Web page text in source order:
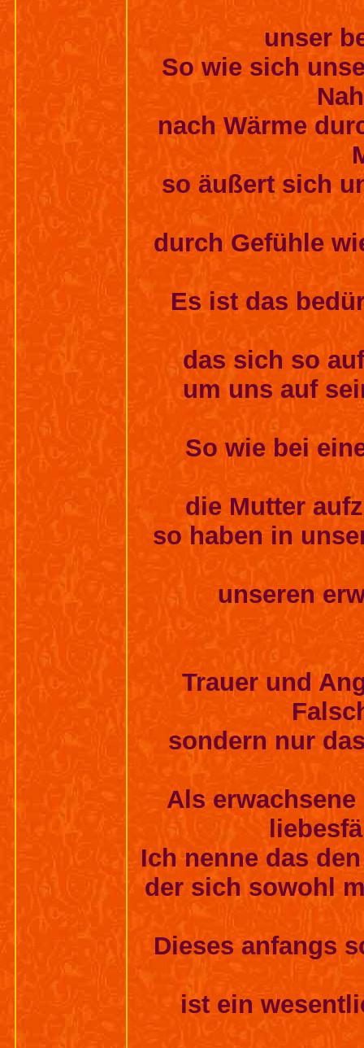
unser
So wie sich
nach Wärme
so äußert sich
durch Gefühle
Es ist das
das sich so
um uns auf
So wie bei
die Mutter
so haben in
unseren
Trauer und
sondern nur
Als
Ich nenne das
der sich sowohl
Dieses anfangs
ist ein